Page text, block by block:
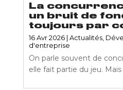
La
un bruit de
toujours par
16 Avr 2026| Actualités,
d'entreprise
On parle souvent de
elle fait partie du jeu. Mais